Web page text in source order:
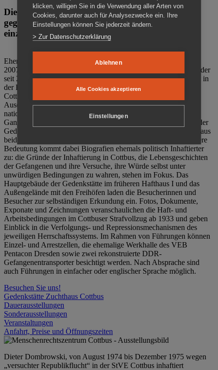
Die Gedenkstätte Zuchthaus Cottbus ist ein Ort
gegen das Vergessen. Anschaulich, nah und
einzigartig.
Ehemalige politische Häftlinge der DDR gründeten im Oktober
2007 den Verein Menschenrechtszentrum Cottbus e. V. (MRZ), der
seit 2011 Eigentümer des ehemaligen Gefängnisses (1860-2002) in
der Bautzener Straße und Träger der Gedenkstätte Zuchthaus
Cottbus ist. Im Zentrum der Arbeit der Gedenkstätte steht die
Auseinandersetzung mit politischem Unrecht während der
nationalsozialistischen Terrorherrschaft und der SED-Diktatur.
Ganzjährig zeigen mehrere Dauer- und Sonderausstellungen in der
Gedenkstätte Zuchthaus Cottbus Beispiele politischen Unrechts aus
beiden deutschen Diktaturen des 20. Jahrhunderts. Eine besondere
Bedeutung kommt dabei Biografien ehemals politisch Inhaftierter
zu: die Gründe der Inhaftierung in Cottbus, die Lebensgeschichten
der Gefangenen und ihre Versuche, ihre Würde selbst unter
unwürdigen Bedingungen zu wahren, stehen im Fokus. Das
Hauptgebäude der Gedenkstätte im früheren Hafthaus I und das
Außengelände mit den Freihöfen laden die Besucherinnen und
Besucher zur selbständigen Erkundung ein. Fotos, Dokumente,
Exponate und Zeichnungen veranschaulichen die Haft- und
Arbeitsbedingungen im Cottbuser Strafvollzug ab 1933 und geben
Einblick in die Verfolgungs- und Repressionsmechanismen des
jeweiligen Herrschaftssystems. Im Rahmen von Führungen können
Einzel- und Arrestzellen, die ehemalige Werkhalle des VEB
Pentacon Dresden sowie zwei rekonstruierte DDR-
Gefangenentransporter besichtigt werden. Nach Absprache sind
auch Führungen in einfacher oder englischer Sprache möglich.
Besuchen Sie uns!
Gedenkstätte Zuchthaus Cottbus
Dauerausstellungen
Sonderausstellungen
Veranstaltungen
Anfahrt, Preise und Öffnungszeiten
Dieter Dombrowski, von August 1974 bis Dezember 1975 wegen
„versuchter Republikflucht“ in der StVE Cottbus inhaftiert
klicken, willigen Sie in die Verwendung aller Arten von
Cookies, darunter auch für Analysezwecke ein. Ihre
Einstellungen können Sie jederzeit ändern.
> Zur Datenschutzerklärung
Ablehnen
Alle Cookies akzeptieren
Einstellungen